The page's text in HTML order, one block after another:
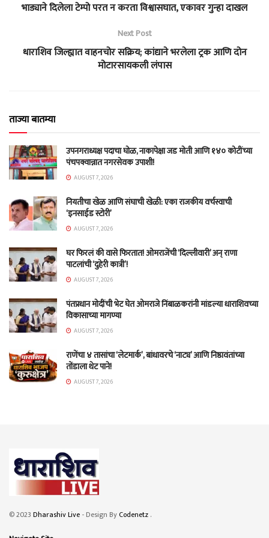
भाड्याने दिलेला टेम्पो परत न करता विश्वासघात, एकावर गुन्हा दाखल
Next Post
धाराशिव जिल्ह्यात वाहनचोर सक्रिय; कांद्याने भरलेला ट्रक आणि दोन
मोटारसायकली लंपास
ताज्या बातम्या
उपनगराध्यक्ष पदाचा घोळ, नाकापेक्षा जड मोती आणि १४० कोटींच्या
पंचपक्वान्नात नगरसेवक उपाशी!
AUGUST 7, 2026
नियतीचा खेळ आणि संघाची खेळी: एका राजकीय वर्चस्वाची
‘इनसाईड स्टोरी’
AUGUST 7, 2026
घर फिरलं की वासे फिरतात! ओमराजेंची ‘दिल्लीवारी’ अन् राणा
पाटलांची ‘दुहेरी कात्री’!
AUGUST 7, 2026
पंतप्रधान मोदींची भेट घेत ओमराजे निंबाळकरांनी मांडल्या धाराशिवच्या
विकासाच्या मागण्या
AUGUST 7, 2026
राणेंचा ४ तासांचा ‘लेटमार्क’, बांधावरचे ‘नाट्य’ आणि निष्ठावंतांच्या
तोंडाला थेट पाने!
AUGUST 7, 2026
© 2023 Dharashiv Live - Design ByCodenetz .